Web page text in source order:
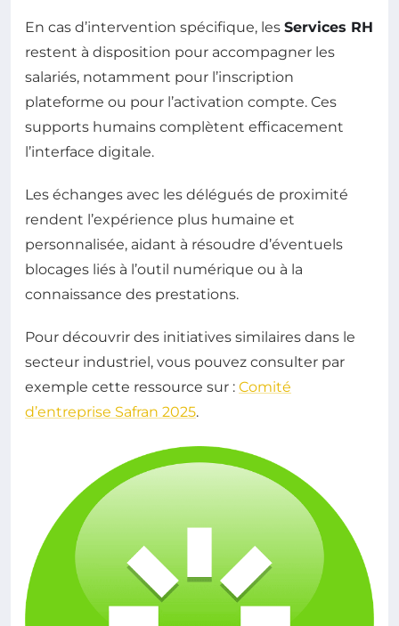
En cas d’intervention spécifique, les Services RH
restent à disposition pour accompagner les
salariés, notamment pour l’inscription
plateforme ou pour l’activation compte. Ces
supports humains complètent efficacement
l’interface digitale.
Les échanges avec les délégués de proximité
rendent l’expérience plus humaine et
personnalisée, aidant à résoudre d’éventuels
blocages liés à l’outil numérique ou à la
connaissance des prestations.
Pour découvrir des initiatives similaires dans le
secteur industriel, vous pouvez consulter par
exemple cette ressource sur : Comité
d’entreprise Safran 2025.